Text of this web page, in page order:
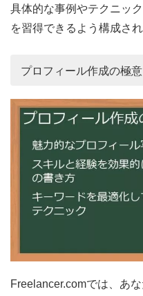
具体的な事例やテクニッ
を習得できるよう構成され
プロフィール作成の極意
Freelancer.comでは、あ